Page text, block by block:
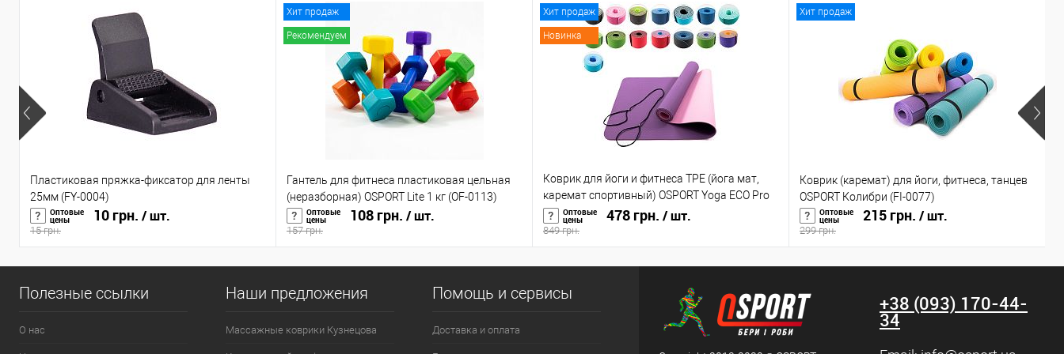
Пластиковая пряжка-фиксатор для ленты
25мм (FY-0004)
Оптовые
цены 10 грн. / шт.
15 грн.
Хит продаж
Рекомендуем
Гантель для фитнеса пластиковая цельная
(неразборная) OSPORT Lite 1 кг (OF-0113)
Оптовые
цены 108 грн. / шт.
157 грн.
Хит продаж
Новинка
Коврик для йоги и фитнеса TPE (йога мат,
каремат спортивный) OSPORT Yoga ECO Pro
6мм (FI-0076)
Оптовые
цены 478 грн. / шт.
849 грн.
Хит продаж
Коврик (каремат) для йоги, фитнеса, танцев
OSPORT Колибри (FI-0077)
Оптовые
цены 215 грн. / шт.
299 грн.
Полезные ссылки
О нас
Наши предложения
Массажные коврики Кузнецова
Помощь и сервисы
Доставка и оплата
+38 (093) 170-44-
34